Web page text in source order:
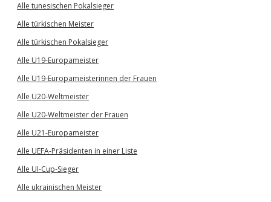
Alle tunesischen Pokalsieger
Alle türkischen Meister
Alle türkischen Pokalsieger
Alle U19-Europameister
Alle U19-Europameisterinnen der Frauen
Alle U20-Weltmeister
Alle U20-Weltmeister der Frauen
Alle U21-Europameister
Alle UEFA-Präsidenten in einer Liste
Alle UI-Cup-Sieger
Alle ukrainischen Meister